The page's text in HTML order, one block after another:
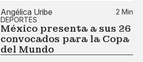
Angélica Uribe
2 Min
DEPORTES
México presenta a sus 26
convocados para la Copa
del Mundo